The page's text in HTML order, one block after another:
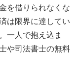
を借りられなくな
は限界に達してい
一人で抱え込ま
や司法書士の無料